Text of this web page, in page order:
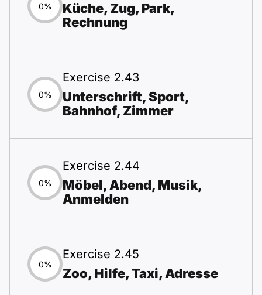
0%
Küche, Zug, Park,
Rechnung
0%
Exercise 2.43
Unterschrift, Sport,
Bahnhof, Zimmer
0%
Exercise 2.44
Möbel, Abend, Musik,
Anmelden
0%
Exercise 2.45
Zoo, Hilfe, Taxi, Adresse